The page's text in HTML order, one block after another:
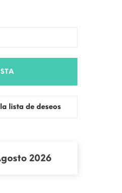
lista de deseos
2026